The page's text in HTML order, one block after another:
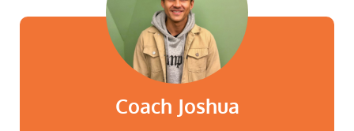
Coach Joshua